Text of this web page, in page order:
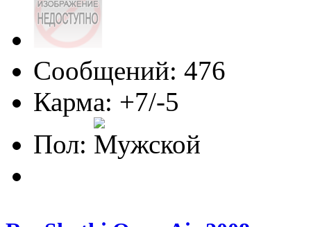
Сообщений: 476
Карма: +7/-5
Пол: